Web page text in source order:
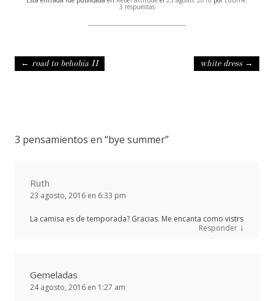
3 respuestas
Navegación de entradas
← road to behobia II white dress →
3 pensamientos en “bye summer”
Ruth
23 agosto, 2016 en 6:33 pm
La camisa es de temporada? Gracias. Me encanta como vistrs
Responder ↓
Gemeladas
24 agosto, 2016 en 1:27 am